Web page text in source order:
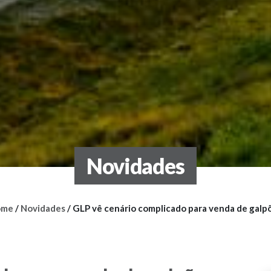
Novidades
/ Novidades/ GLP vê cenário complicado para venda de